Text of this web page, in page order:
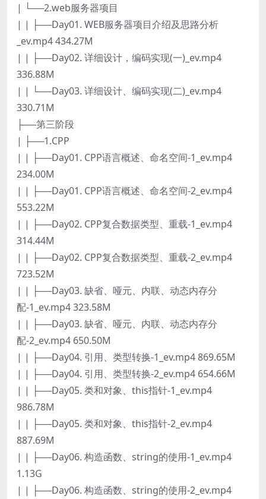
| └──2.web服务器项目
| | ├──Day01. WEB服务器项目介绍及思路分析
_ev.mp4 434.27M
| | ├──Day02. 详细设计，编码实现(一)_ev.mp4
336.88M
| | └──Day03. 详细设计、编码实现(二)_ev.mp4
330.71M
├──第三阶段
| ├──1.CPP
| | ├──Day01. CPP语言概述、命名空间-1_ev.mp4
234.00M
| | ├──Day01. CPP语言概述、命名空间-2_ev.mp4
553.22M
| | ├──Day02. CPP复合数据类型、重载-1_ev.mp4
314.44M
| | ├──Day02. CPP复合数据类型、重载-2_ev.mp4
723.52M
| | ├──Day03. 缺省、哑元、内联、动态内存分
配-1_ev.mp4 323.58M
| | ├──Day03. 缺省、哑元、内联、动态内存分
配-2_ev.mp4 650.50M
| | ├──Day04. 引用、类型转换-1_ev.mp4 869.65M
| | ├──Day04. 引用、类型转换-2_ev.mp4 654.66M
| | ├──Day05. 类和对象、this指针-1_ev.mp4
986.78M
| | ├──Day05. 类和对象、this指针-2_ev.mp4
887.69M
| | ├──Day06. 构造函数、string的使用-1_ev.mp4
1.13G
| | ├──Day06. 构造函数、string的使用-2_ev.mp4